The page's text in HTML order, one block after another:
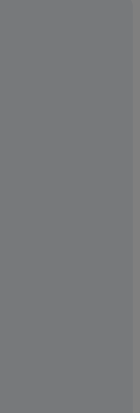
aquatique